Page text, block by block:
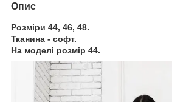
Опис
Розміри 44, 46, 48.
Тканина - софт.
На моделі розмір 44.